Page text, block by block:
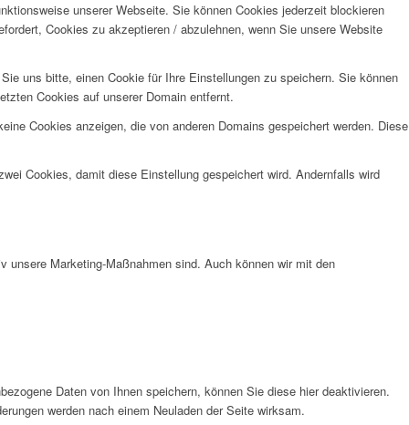
unserer Webseite. Sie können Cookies jederzeit blockieren
Cookies zu akzeptieren / abzulehnen, wenn Sie unsere Website
uns bitte, einen Cookie für Ihre Einstellungen zu speichern. Sie können
Cookies auf unserer Domain entfernt.
Cookies anzeigen, die von anderen Domains gespeichert werden. Diese
Cookies, damit diese Einstellung gespeichert wird. Andernfalls wird
Marketing-Maßnahmen sind. Auch können wir mit den
Daten von Ihnen speichern, können Sie diese hier deaktivieren.
werden nach einem Neuladen der Seite wirksam.